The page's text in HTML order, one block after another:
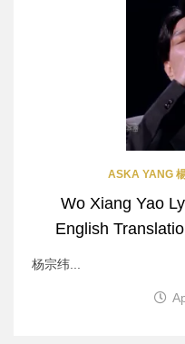
ASKA YANG
Wo Xiang Yao
English
杨宗纬...